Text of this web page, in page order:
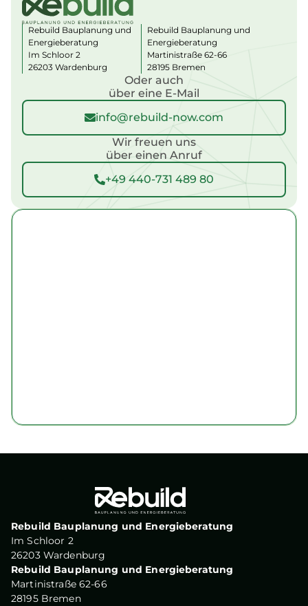
Rebuild Bauplanung und
Energieberatung
Im Schloor 2
26203 Wardenburg
Rebuild Bauplanung und
Energieberatung
Martinistraße 62-66
28195 Bremen
Wir freuen uns
über einen Anruf
+49 440-731 489 80
Oder auch
über eine E-Mail
info@rebuild-now.com
Rebuild Bauplanung und Energieberatung
Im Schloor 2
26203 Wardenburg
Rebuild Bauplanung und Energieberatung
Martinistraße 62-66
28195 Bremen